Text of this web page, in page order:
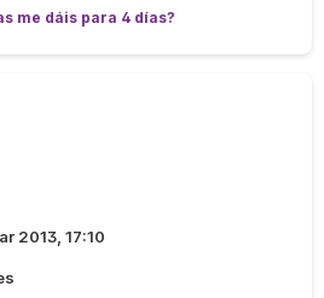
me dáis para 4 días?
2013, 17:10